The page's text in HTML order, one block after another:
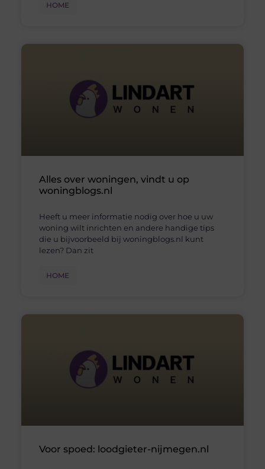
HOME
Alles over woningen, vindt u op
woningblogs.nl
Heeft u meer informatie nodig over hoe u uw
woning wilt inrichten en andere handige tips
die u bijvoorbeeld bij woningblogs.nl kunt
lezen? Dan zit
HOME
Voor spoed: loodgieter-nijmegen.nl